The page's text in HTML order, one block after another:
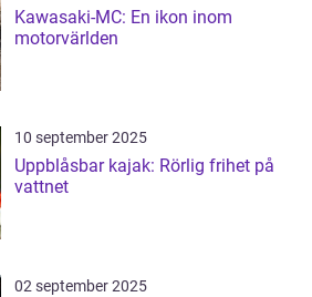
Kawasaki-MC: En ikon inom
motorvärlden
10 september 2025
Uppblåsbar kajak: Rörlig frihet på
vattnet
02 september 2025